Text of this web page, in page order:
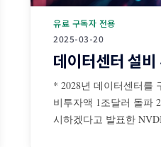
2025-03-20
유료 구독자 전용
* 2028년 데이터센터를
비투자액 1조달러 돌파
시하겠다고 발표한